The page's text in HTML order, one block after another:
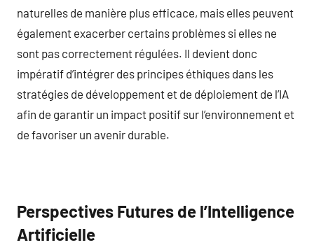
naturelles de manière plus efficace, mais elles peuvent
également exacerber certains problèmes si elles ne
sont pas correctement régulées. Il devient donc
impératif d’intégrer des principes éthiques dans les
stratégies de développement et de déploiement de l’IA
afin de garantir un impact positif sur l’environnement et
de favoriser un avenir durable.
Perspectives Futures de l’Intelligence
Artificielle